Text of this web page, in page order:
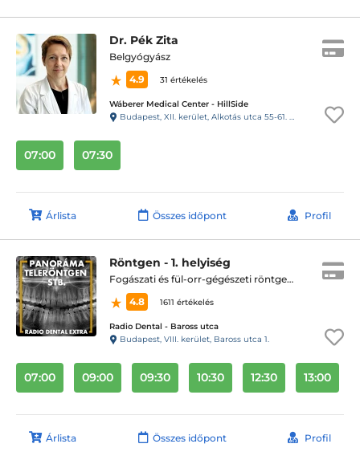
Dr. Pék Zita
Belgyógyász
4.9
31 értékelés
Wáberer Medical Center - HillSide
Budapest, XII. kerület, Alkotás utca 55-61. Hillside
07:00 07:30
Árlista Összes időpont Profil
Röntgen - 1. helyiség
Fogászati és fül-orr-gégészeti röntgen, cbct készítése
4.8
1611 értékelés
Radio Dental - Baross utca
Budapest, VIII. kerület, Baross utca 1.
07:00 09:00 09:30 10:30 12:30 13:00
Árlista Összes időpont Profil